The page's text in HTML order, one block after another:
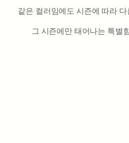
같은 컬러임에도 시즌에 따라
그 시즌에만 태어나는 특별